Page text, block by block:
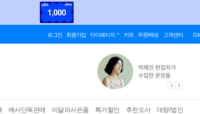
로그인 회원가입 마이페이지 카트 주문/배송 고객센터
예사단독판매 이달의사은품 특가할인 추천도서 대량/법인